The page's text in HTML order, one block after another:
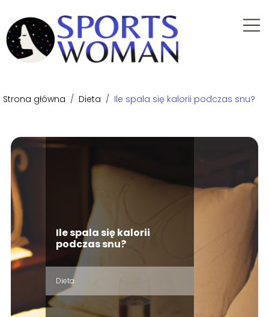
Strona główna / Dieta / Ile spala się kalorii podczas snu?
Ile spala się kalorii
podczas snu?
Dieta